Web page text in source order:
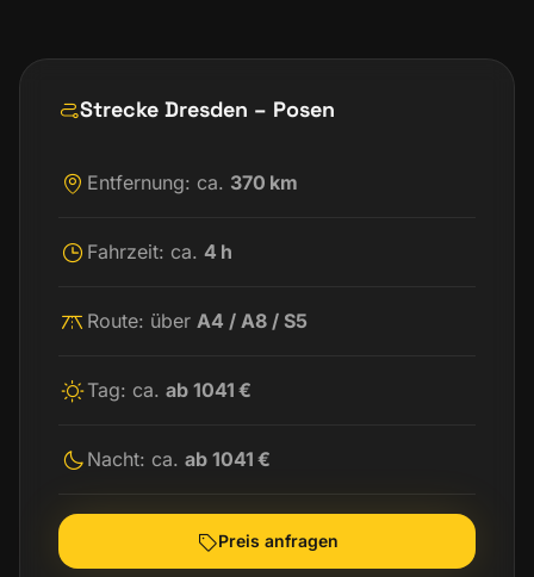
Strecke Dresden – Posen
Entfernung: ca. 370 km
Fahrzeit: ca. 4 h
Route: über A4 / A8 / S5
Tag: ca. ab 1041 €
Nacht: ca. ab 1041 €
Preis anfragen